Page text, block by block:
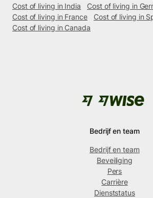
Cost of living in India
Cost of living in
Cost of living in France
Cost of living in
Cost of living in Canada
Bedrijf en team
Bedrijf en team
Beveiliging
Pers
Carrière
Dienststatus